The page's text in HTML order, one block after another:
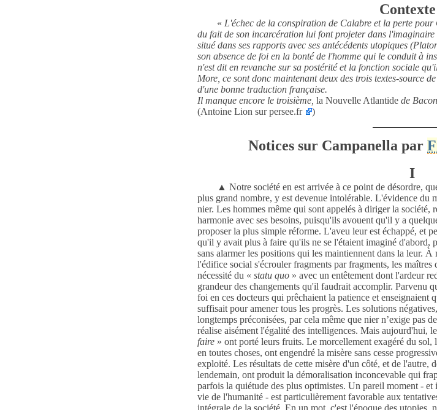
« L'échec de la conspiration de Calabre et la perte
du fait de son incarcération lui font projeter dans
situé dans ses rapports avec ses antécédents utopiques
son absence de foi en la bonté de l'homme qui le conduit à
n'est dit en revanche sur sa postérité et la fonction sociale
More, ce sont donc maintenant deux des trois textes-source
d'une bonne traduction française.
Il manque encore le troisième, la Nouvelle Atlantide de
(Antoine Lion surpersee.fr )
Notices sur Campanella par
I
▲ Notre société en est arrivée à ce point de désordre,
plus grand nombre, y est devenue intolérable. L'évidence du
nier. Les hommes même qui sont appelés à diriger la société,
harmonie avec ses besoins, puisqu'ils avouent qu'il y a
proposer la plus simple réforme. L'aveu leur est échappé, et
qu'il y avait plus à faire qu'ils ne se l'étaient imaginé d'abord,
sans alarmer les positions qui les maintiennent dans la leur.
l'édifice social s'écrouler fragments par fragments, les
nécessité du « statu quo » avec un entêtement dont l'ardeur
grandeur des changements qu'il faudrait accomplir. Parvenu
foi en ces docteurs qui prêchaient la patience et enseignaient
suffisait pour amener tous les progrès. Les solutions
longtemps préconisées, par cela même que nier n’exige pas
réalise aisément l'égalité des intelligences. Mais aujourd'hui,
faire » ont porté leurs fruits. Le morcellement exagéré du
en toutes choses, ont engendré la misère sans cesse
exploité. Les résultats de cette misère d'un côté, et de l'autre,
lendemain, ont produit la démoralisation inconcevable qui
parfois la quiétude des plus optimistes. Un pareil moment - et
vie de l'humanité - est particulièrement favorable aux
intégrale de la société. En un mot, c'est l'époque des utopies,